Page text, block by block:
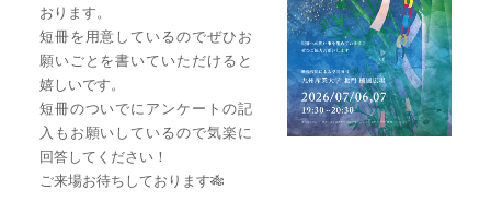
おります。
短冊を用意しているのでぜひお
願いごとを書いていただけると
嬉しいです。
短冊のついでにアンケートの記
入もお願いしているので気楽に
回答してください！
ご来場お待ちしております🎋